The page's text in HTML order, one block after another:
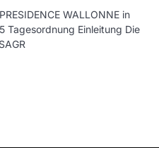
WALLONNE in
Tagesordnung Einleitung Die